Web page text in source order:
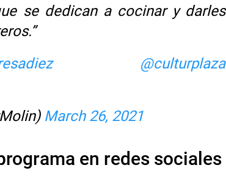
se dedican a cocinar y darles
@culturplaza
March 26, 2021
en redes sociales